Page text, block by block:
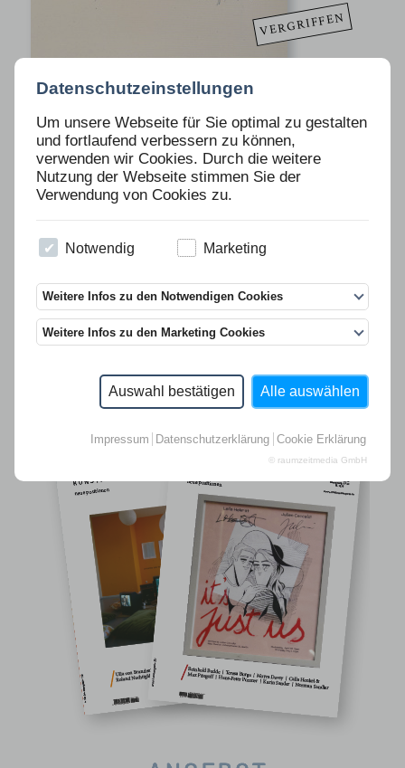
Datenschutzeinstellungen
Um unsere Webseite für Sie optimal zu gestalten
und fortlaufend verbessern zu können,
verwenden wir Cookies. Durch die weitere
Nutzung der Webseite stimmen Sie der
Verwendung von Cookies zu.
Notwendig Marketing
Weitere Infos zu den Notwendigen Cookies
Weitere Infos zu den Marketing Cookies
Auswahl bestätigen Alle auswählen
Impressum Datenschutzerklärung Cookie Erklärung
© raumzeitmedia GmbH
VERGRIFFEN
Ausgabe 17 / 18
DELLBRÜGGE / DE MOLL
Beschreibung
Fotografie, 15 Exemplare, 1993, 42 x 30cm